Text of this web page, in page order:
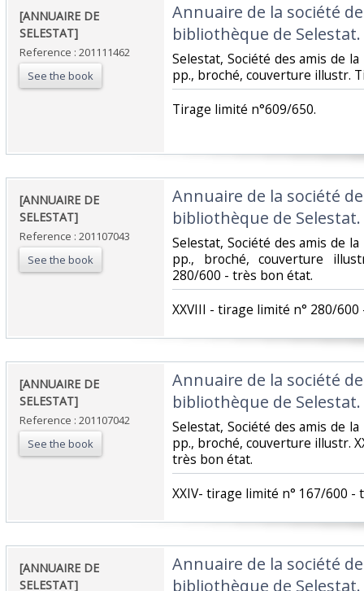
‎[ANNUAIRE DE
SELESTAT]‎
Reference : 201111462
See the book
‎Annuaire de la société
bibliothèque de Selestat. ‎
‎Selestat, Société des amis de
pp., broché, couverture illustr.
‎Tirage limité n°609/650.‎
‎[ANNUAIRE DE
SELESTAT]‎
Reference : 201107043
See the book
‎Annuaire de la société
bibliothèque de Selestat. ‎
‎Selestat, Société des amis de
pp., broché, couverture
280/600 - très bon état.‎
‎XXVIII - tirage limité n° 280/
‎[ANNUAIRE DE
SELESTAT]‎
Reference : 201107042
See the book
‎Annuaire de la société
bibliothèque de Selestat. ‎
‎Selestat, Société des amis de
pp., broché, couverture illustr.
très bon état.‎
‎XXIV- tirage limité n° 167/600 -
‎[ANNUAIRE DE
SELESTAT]‎
‎Annuaire de la société
bibliothèque de Selestat. ‎